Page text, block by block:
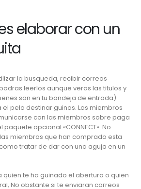
elaborar con un
la busqueda, recibir correos
leerlos aunque veras las titulos y
son en tu bandeja de entrada)
pelo destinar guinos. Los miembros
con las miembros sobre paga
opcional «CONNECT». No
miembros que han comprado esta
tratar de dar con una aguja en un
quien te ha guinado el abertura o quien
No obstante si te enviaran correos